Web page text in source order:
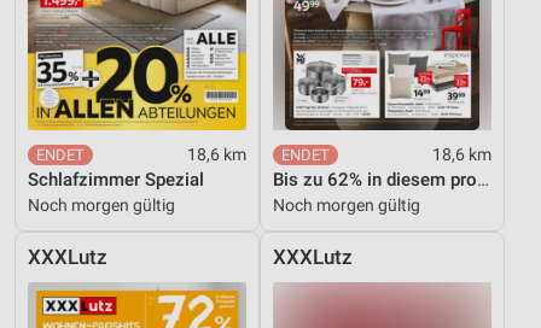
18,6 km
Schlafzimmer Spezial
Noch morgen gültig
18,6 km
Bis zu 62% in diesem prospekt
Noch morgen gültig
XXXLutz XXXLutz